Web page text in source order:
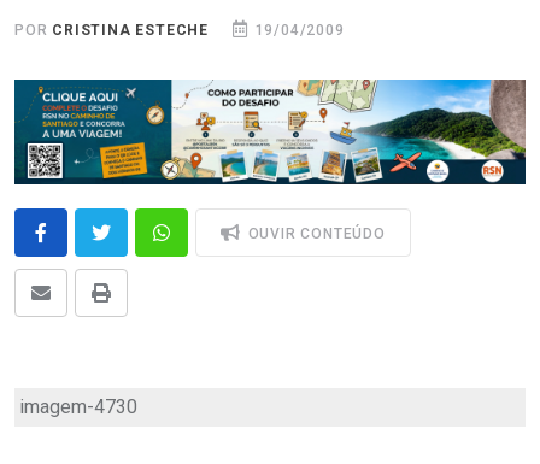
POR CRISTINA ESTECHE 19/04/2009
OUVIR CONTEÚDO
imagem-4730